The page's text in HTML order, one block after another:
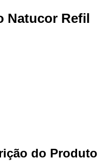
Natucor Refil
do Produto